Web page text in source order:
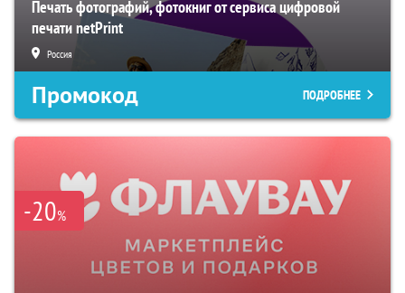
Печать фотографий, фотокниг от сервиса цифровой
печати netPrint
Россия
Промокод ПОДРОБНЕЕ
-20%